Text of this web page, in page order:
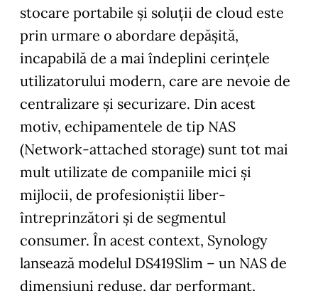
stocare portabile și soluții de cloud este
prin urmare o abordare depășită,
incapabilă de a mai îndeplini cerințele
utilizatorului modern, care are nevoie de
centralizare și securizare. Din acest
motiv, echipamentele de tip NAS
(Network-attached storage) sunt tot mai
mult utilizate de companiile mici și
mijlocii, de profesioniștii liber-
întreprinzători şi de segmentul
consumer. În acest context, Synology
lansează modelul DS419Slim – un NAS de
dimensiuni reduse, dar performant,